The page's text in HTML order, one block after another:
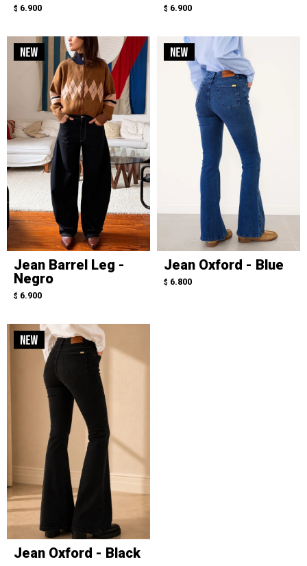
$ 6.900 $ 6.900
Jean Barrel Leg -
Negro
$ 6.900
Jean Oxford - Blue
$ 6.800
Jean Oxford - Black